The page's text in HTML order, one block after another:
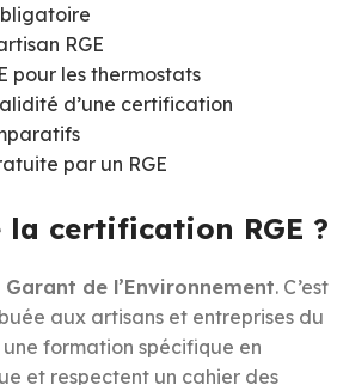
RGE
pour les thermostats
d’une certification
par un RGE
la certification RGE ?
Garant de l’Environnement. C’est
aux artisans et entreprises du
formation spécifique en
et respectent un cahier des